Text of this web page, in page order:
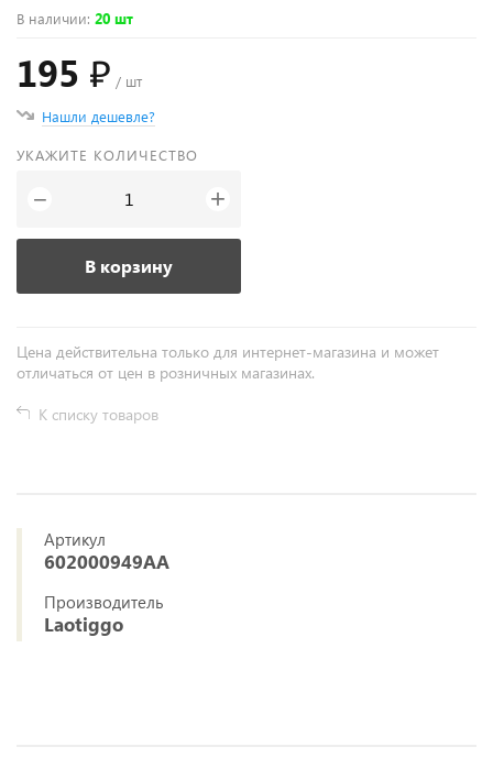
В наличии: 20 шт
195 ₽ / шт
Нашли дешевле?
УКАЖИТЕ КОЛИЧЕСТВО
− +
В корзину
Цена действительна только для интернет-магазина и может
отличаться от цен в розничных магазинах.
К списку товаров
Артикул
602000949AA
Производитель
Laotiggo